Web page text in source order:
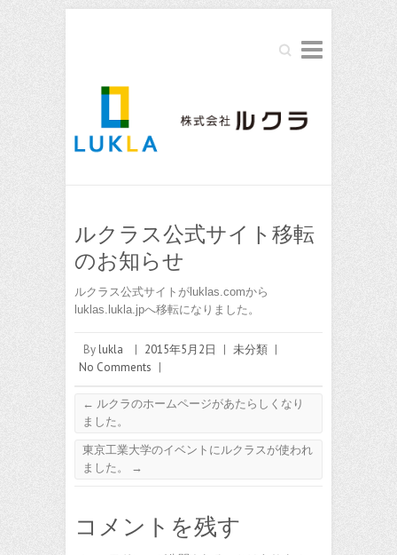
Search
ルクラス公式サイト移転
のお知らせ
ルクラス公式サイトがluklas.comから
luklas.lukla.jpへ移転になりました。
By lukla | 2015年5月2日 | 未分類 |
No Comments |
← ルクラのホームページがあたらしくなり
ました。
東京工業大学のイベントにルクラスが使われ
ました。
→
コメントを残す